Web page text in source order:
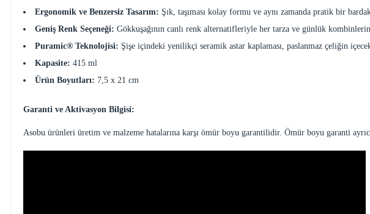
Ergonomik ve Benzersiz Tasarım: Şık, taşıması kolay formu ve aynı zamanda pratik bir
Geniş Renk Seçeneği: Gökkuşağının canlı renk alternatifleriyle her tarza ve günlük
Puramic® Teknolojisi: Şişe içindeki yenilikçi seramik astar kaplaması, paslanmaz çeliğin
Kapasite: 415 ml
Ürün Boyutları: 7,5 x 21 cm
Garanti ve Aktivasyon Bilgisi:
Asobu ürünleri üretim ve malzeme hatalarına karşı ömür boyu garantilidir. Ömür boyu garanti